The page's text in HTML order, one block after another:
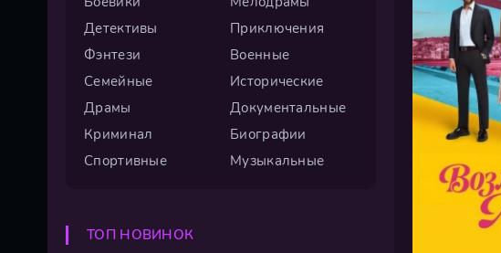
Детективы
Приключения
Фэнтези
Военные
Семейные
Исторические
Драмы
Документальные
Криминал
Биографии
Спортивные
Музыкальные
ТОП НОВИНОК